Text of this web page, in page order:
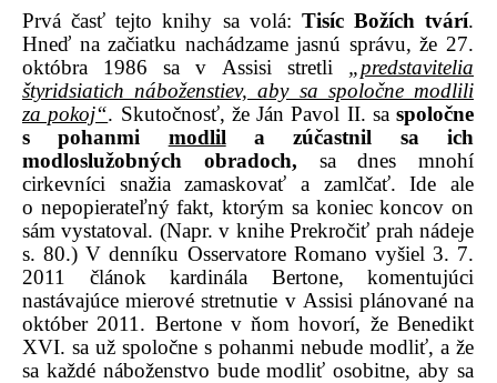
Prvá časť tejto knihy sa volá: Tisíc Božích tvárí.
Hneď na začiatku nachádzame jasnú správu, že 27.
októbra 1986 sa v Assisi stretli „predstavitelia
štyridsiatich náboženstiev, aby sa spoločne modlili
za pokoj“. Skutočnosť, že Ján Pavol II. sa spoločne
s pohanmi modlil a zúčastnil sa ich
modloslužobných obradoch, sa dnes mnohí
cirkevníci snažia zamaskovať a zamlčať. Ide ale
o nepopierateľný fakt, ktorým sa koniec koncov on
sám vystatoval. (Napr. v knihe Prekročiť prah nádeje
s. 80.) V denníku Osservatore Romano vyšiel 3. 7.
2011 článok kardinála Bertone, komentujúci
nastávajúce mierové stretnutie v Assisi plánované na
október 2011. Bertone v ňom hovorí, že Benedikt
XVI. sa už spoločne s pohanmi nebude modliť, a že
sa každé náboženstvo bude modliť osobitne, aby sa